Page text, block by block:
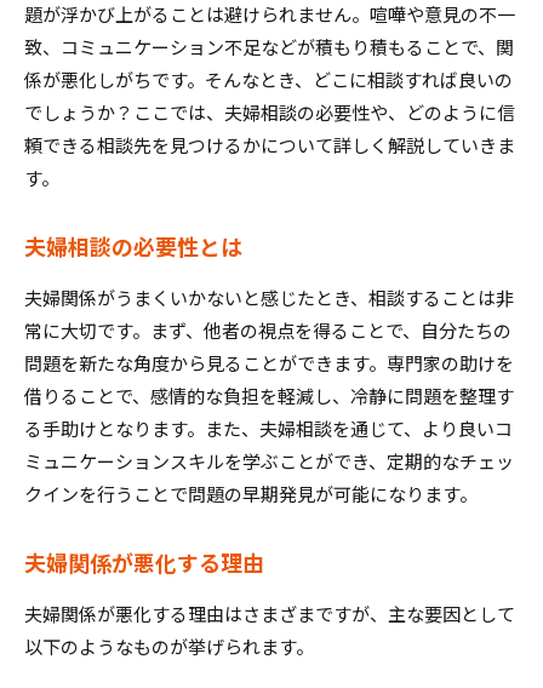
題が浮かび上がることは避けられません。喧嘩や意見の不一
致、コミュニケーション不足などが積もり積もることで、関
係が悪化しがちです。そんなとき、どこに相談すれば良いの
でしょうか？ここでは、夫婦相談の必要性や、どのように信
頼できる相談先を見つけるかについて詳しく解説していきま
す。
夫婦相談の必要性とは
夫婦関係がうまくいかないと感じたとき、相談することは非
常に大切です。まず、他者の視点を得ることで、自分たちの
問題を新たな角度から見ることができます。専門家の助けを
借りることで、感情的な負担を軽減し、冷静に問題を整理す
る手助けとなります。また、夫婦相談を通じて、より良いコ
ミュニケーションスキルを学ぶことができ、定期的なチェッ
クインを行うことで問題の早期発見が可能になります。
夫婦関係が悪化する理由
夫婦関係が悪化する理由はさまざまですが、主な要因として
以下のようなものが挙げられます。